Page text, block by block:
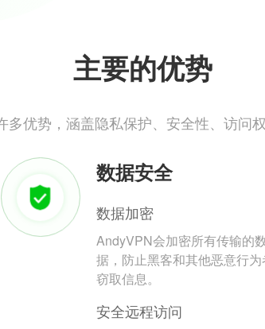
主要的优势
多优势，涵盖隐私保护、安全性、访问
数据安全
数据加密
AndyVPN会加密所有传输的
据，防止黑客和其他恶意行为
窃取信息。
安全远程访问